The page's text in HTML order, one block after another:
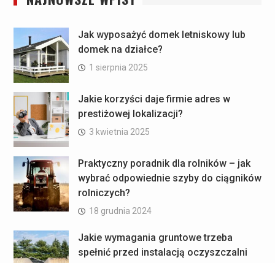
Jak wyposażyć domek letniskowy lub
domek na działce?
1 sierpnia 2025
Jakie korzyści daje firmie adres w
prestiżowej lokalizacji?
3 kwietnia 2025
Praktyczny poradnik dla rolników – jak
wybrać odpowiednie szyby do ciągników
rolniczych?
18 grudnia 2024
Jakie wymagania gruntowe trzeba
spełnić przed instalacją oczyszczalni